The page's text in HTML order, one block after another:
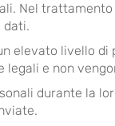
Nel
dati.
elevato
e non
durante la